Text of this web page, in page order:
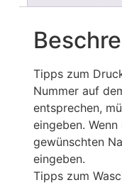
Tipps zum
Nummer auf
entsprechen,
eingeben.
gewünschten
eingeben.
Tipps zum